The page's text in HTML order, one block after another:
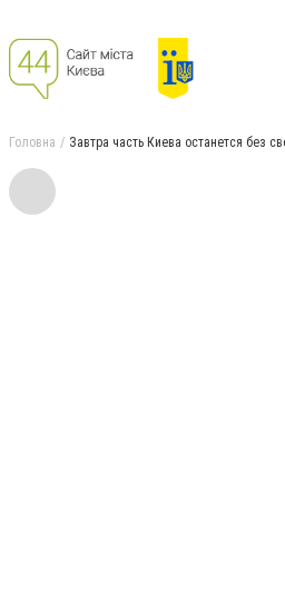
Головна Завтра часть Киева останется без